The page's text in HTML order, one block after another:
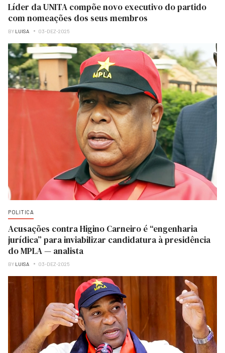
Líder da UNITA compõe novo executivo do partido
com nomeações dos seus membros
BY LUISA 03-DEZ-2025
POLITICA
Acusações contra Higino Carneiro é “engenharia
jurídica” para inviabilizar candidatura à presidência
do MPLA — analista
BY LUISA 03-DEZ-2025